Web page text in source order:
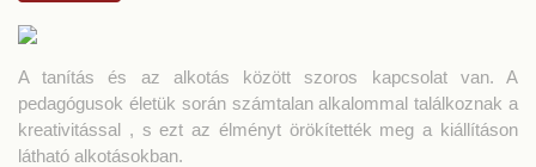
A tanítás és az alkotás között szoros kapcsolat van. A
pedagógusok életük során számtalan alkalommal találkoznak a
kreativitással , s ezt az élményt örökítették meg a kiállításon
látható alkotásokban.